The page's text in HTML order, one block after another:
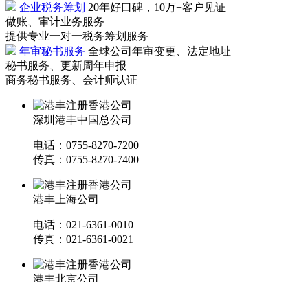
企业税务筹划 20年好口碑，10万+客户见证
做账、审计业务服务
提供专业一对一税务筹划服务
年审秘书服务 全球公司年审变更、法定地址
秘书服务、更新周年申报
商务秘书服务、会计师认证
深圳港丰中国总公司
电话：0755-8270-7200
传真：0755-8270-7400
港丰上海公司
电话：021-6361-0010
传真：021-6361-0021
港丰北京公司